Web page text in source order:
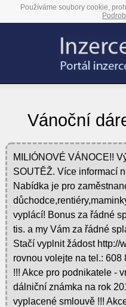
Používáme soubory cookie,
Vánoční
MILIÓNOVÉ VÁNOCE!!
SOUTĚŽ. Více informací
Nabídka je pro
vyplácí! Bonus za řádné
tis. a my Vám za řádné
Stačí vyplnit žádost http://
rovnou volejte na tel.: 608
!!! Akce pro podnikatele -
dálniční známka na rok
vyplacené smlouvě !!!